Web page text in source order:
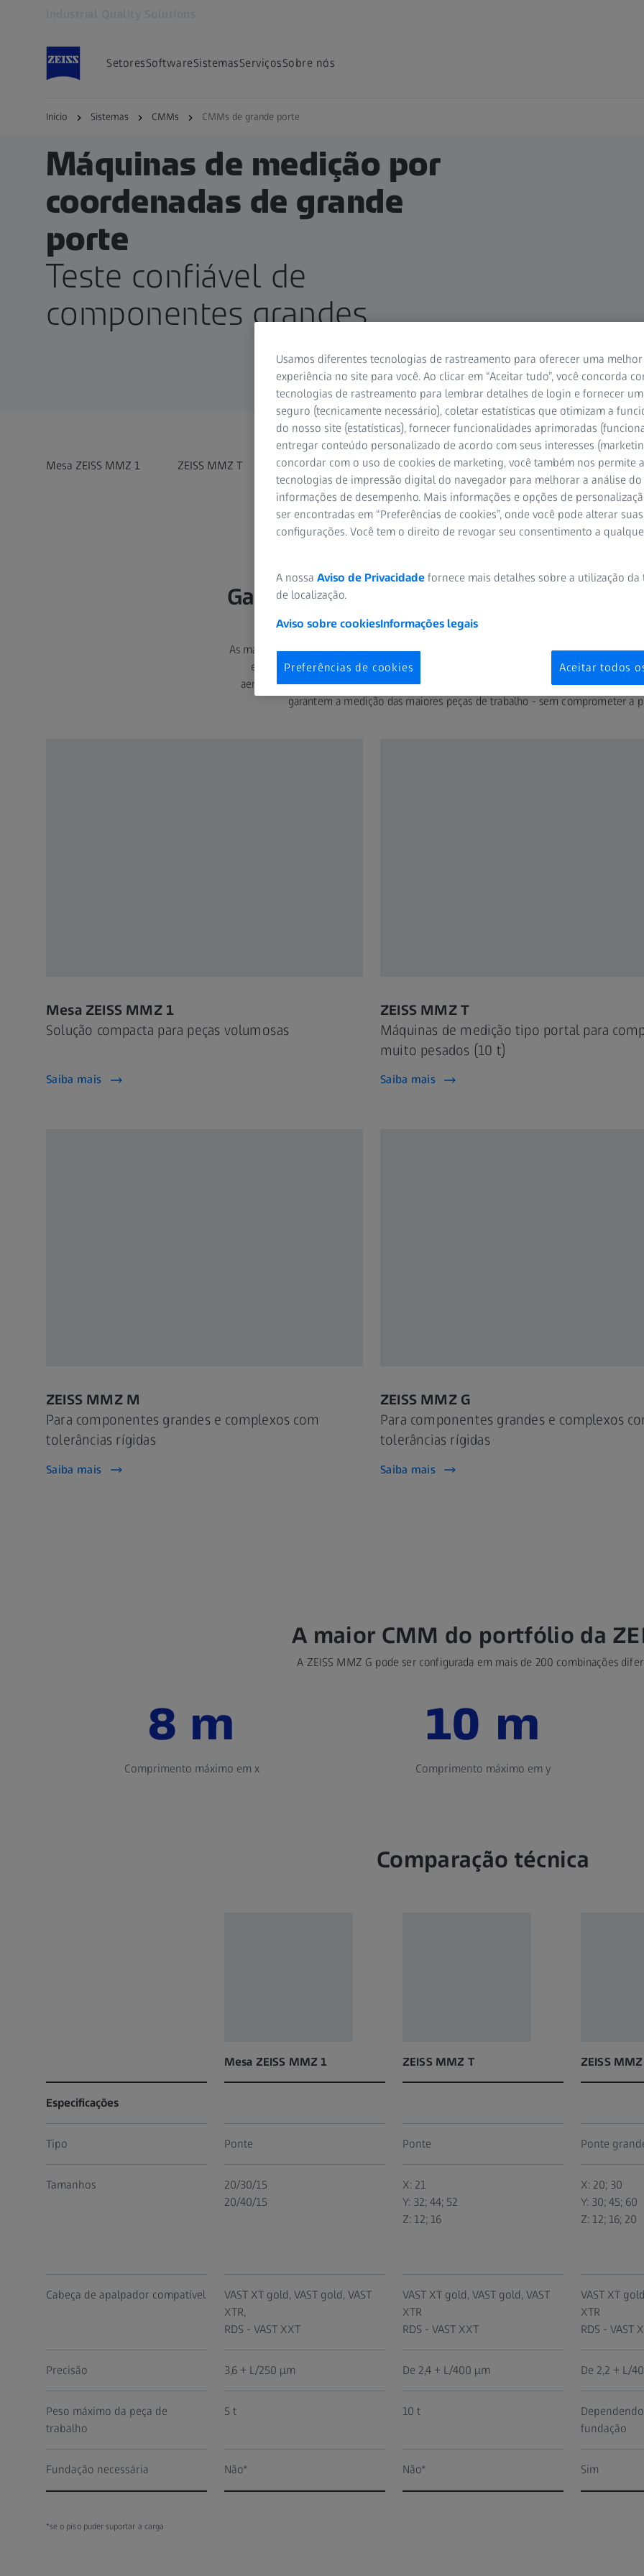
SetoresSoftwareSistemasServiçosSobre nós
Início Sistemas CMMs CMMs de grande porte
Máquinas de medição por
coordenadas de grande
porte
Teste confiável de
componentes grandes
Mesa ZEISS MMZ 1 ZEISS MMZ T ZEISS MMZ M ZEISS MMZ G
Garantia de qualidade de
com a família ZEISS MMZ
As máquinas de medição por coordenadas com uma grande faixa de medição e alta
essenciais em vários setores, como energia e geração de potência, engenharia
aeroespacial. Os produtos da família ZEISS MMZ podem ser configurados em vários
garantem a medição das maiores peças de trabalho - sem comprometer a
Mesa ZEISS MMZ 1
Solução compacta para peças volumosas
Saiba mais
ZEISS MMZ T
Máquinas de medição tipo portal para
muito pesados (10 t)
Saiba mais
ZEISS MMZ M
Para componentes grandes e complexos com
tolerâncias rígidas
Saiba mais
ZEISS MMZ G
Para componentes grandes e complexos
tolerâncias rígidas
Saiba mais
A maior CMM do portfólio da
A ZEISS MMZ G pode ser configurada em mais de 200 combinações
8 m
Comprimento máximo em x
10 m
Comprimento máximo em y
Comparação técnica
Mesa ZEISS MMZ 1 ZEISS MMZ T ZEISS
Especificações
Tipo Ponte Ponte Ponte
Tamanhos
20/30/15
20/40/15
X: 21
Y: 32; 44; 52
Z: 12; 16
X: 20; 30
Y: 30; 45; 60
Z: 12; 16; 20
Cabeça de apalpador compatível
VAST XT gold, VAST gold, VAST
XTR,
RDS - VAST XXT
VAST XT gold, VAST gold, VAST
XTR
RDS - VAST XXT
VAST XT
XTR
RDS - VAST
Precisão 3,6 + L/250 µm De 2,4 + L/400 µm De 2,2 + L/
Peso máximo da peça de
trabalho
5 t 10 t
fundação
Fundação necessária Não* Não* Sim
*se o piso puder suportar a carga
Usamos diferentes tecnologias de rastreamento para oferecer uma melhor
experiência no site para você. Ao clicar em “Aceitar tudo”, você concorda
tecnologias de rastreamento para lembrar detalhes de login e fornecer
seguro (tecnicamente necessário), coletar estatísticas que otimizam a
do nosso site (estatísticas), fornecer funcionalidades aprimoradas
entregar conteúdo personalizado de acordo com seus interesses
concordar com o uso de cookies de marketing, você também nos permite
tecnologias de impressão digital do navegador para melhorar a análise do
informações de desempenho. Mais informações e opções de
ser encontradas em “Preferências de cookies”, onde você pode alterar suas
configurações. Você tem o direito de revogar seu consentimento a
A nossa Aviso de Privacidade fornece mais detalhes sobre a utilização
de localização.
Aviso sobre cookiesInformações legais
Preferências de cookies Aceitar todos